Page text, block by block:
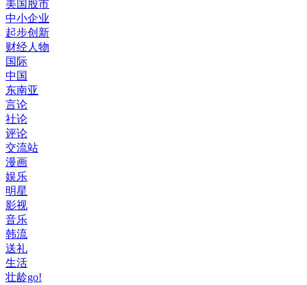
美国股市
中小企业
起步创新
财经人物
国际
中国
东南亚
言论
社论
评论
交流站
漫画
娱乐
明星
影视
音乐
韩流
送礼
生活
壮龄go!